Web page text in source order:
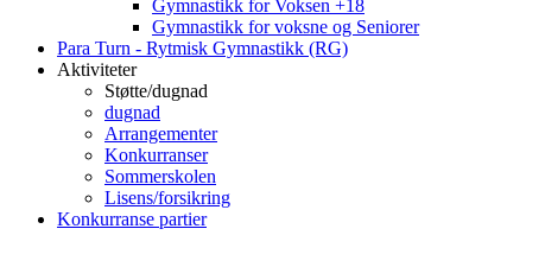
Gymnastikk for Voksen +18
Gymnastikk for voksne og Seniorer
Para Turn - Rytmisk Gymnastikk (RG)
Aktiviteter
Støtte/dugnad
dugnad
Arrangementer
Konkurranser
Sommerskolen
Lisens/forsikring
Konkurranse partier